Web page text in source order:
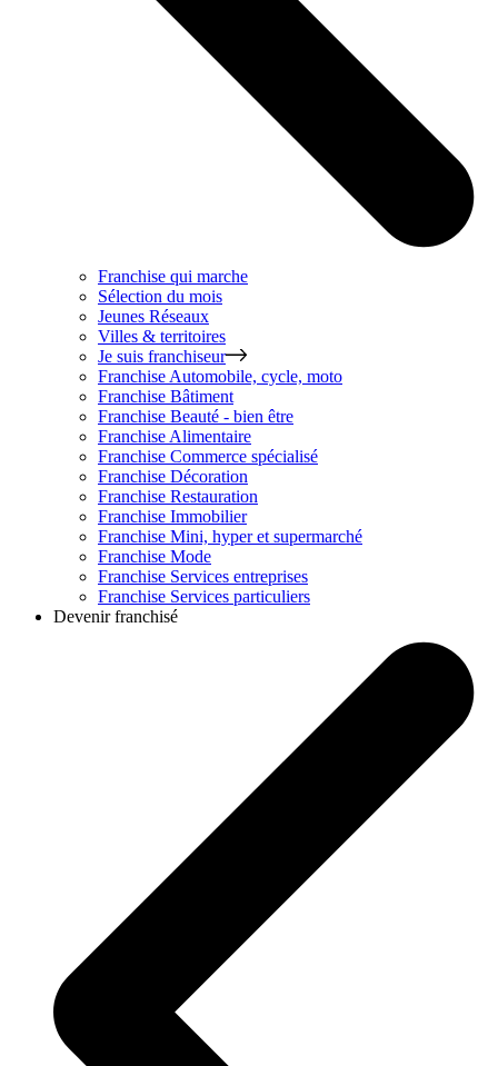
Franchise qui marche
Sélection du mois
Jeunes Réseaux
Villes & territoires
Je suis franchiseur
Franchise Automobile, cycle, moto
Franchise Bâtiment
Franchise Beauté - bien être
Franchise Alimentaire
Franchise Commerce spécialisé
Franchise Décoration
Franchise Restauration
Franchise Immobilier
Franchise Mini, hyper et supermarché
Franchise Mode
Franchise Services entreprises
Franchise Services particuliers
Devenir franchisé